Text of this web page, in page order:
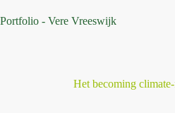
naar
Portfolio - Vere Vreeswijk
Het becoming